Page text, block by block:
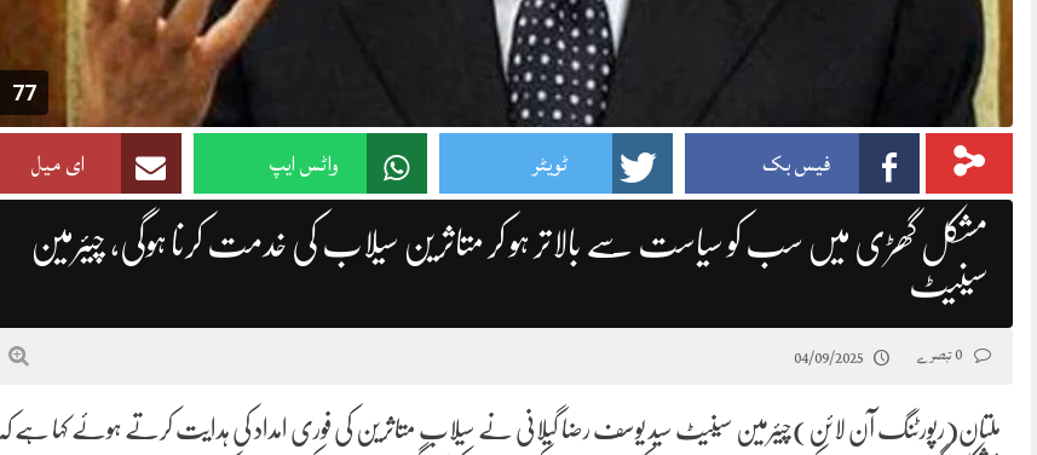
77
فیس بک ٹویٹر واٹس ایپ ای میل
مشکل گھڑی میں سب کو سیاست سے بالاتر ہو کر متاثرین سیلاب کی خدمت کرنا ہوگی، چیئرمین
سینیٹ
04/09/2025
ملتان(رپورٹنگ آن لائن)چیئرمین سینیٹ سید یوسف رضا گیلانی نے سیلاب متاثرین کی فوری امداد کی ہدایت کرتے ہوئے کہا ہے کہ